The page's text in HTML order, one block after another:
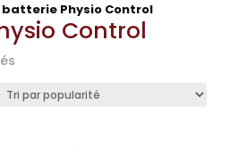
batterie Physio Control
Control
Trié
popularité